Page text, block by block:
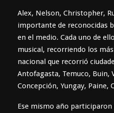
Alex, Nelson, Christopher,
importante de reconocidas
en el medio. Cada uno de
musical, recorriendo los
nacional que recorrió
Antofagasta, Temuco, Buin,
Concepción, Yungay, Paine,
Ese mismo año participaron